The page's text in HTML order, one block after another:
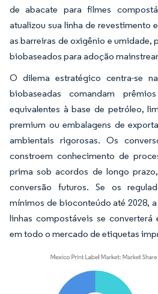
de abacate para filmes
atualizou sua linha de revestimento
as barreiras de oxigênio e umidade,
biobaseados para adoção
O dilema estratégico centra-se
biobaseadas comandam
equivalentes à base de petróleo,
premium ou embalagens de
ambientais rigorosas. Os
constroem conhecimento de
prima sob acordos de longo
conversão futuros. Se os
mínimos de bioconteúdo até 2028,
linhas compostáveis se converterá
em todo o mercado de etiquetas